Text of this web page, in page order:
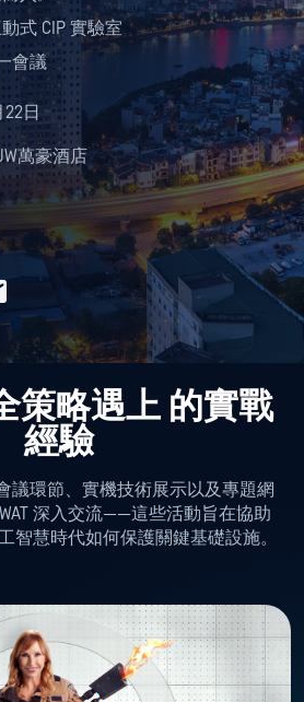
式 CIP 實驗室
會議
日
萬豪酒店
策略遇上的實戰
經驗
議環節、實機技術展示以及專題網
深入交流——這些活動旨在協助
智慧時代如何保護關鍵基礎設施。